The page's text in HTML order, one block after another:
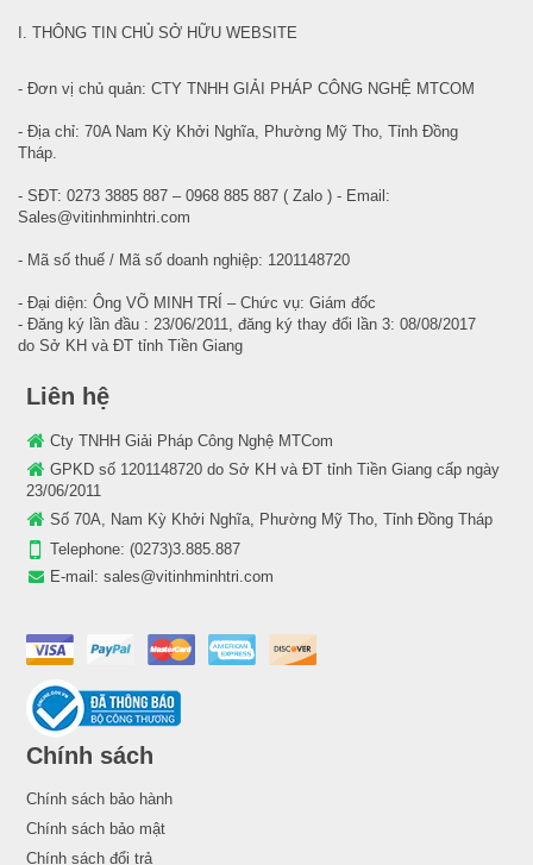
I. THÔNG TIN CHỦ SỞ HỮU WEBSITE
- Đơn vị chủ quản: CTY TNHH GIẢI PHÁP CÔNG NGHỆ MTCOM
- Địa chỉ: 70A Nam Kỳ Khởi Nghĩa, Phường Mỹ Tho, Tỉnh Đồng
Tháp.
- SĐT: 0273 3885 887 – 0968 885 887 ( Zalo ) - Email:
Sales@vitinhminhtri.com
- Mã số thuế / Mã số doanh nghiệp: 1201148720
- Đại diện: Ông VÕ MINH TRÍ – Chức vụ: Giám đốc
- Đăng ký lần đầu : 23/06/2011, đăng ký thay đổi lần 3: 08/08/2017
do Sở KH và ĐT tỉnh Tiền Giang
Liên hệ
Cty TNHH Giải Pháp Công Nghệ MTCom
GPKD số 1201148720 do Sở KH và ĐT tỉnh Tiền Giang cấp ngày
23/06/2011
Số 70A, Nam Kỳ Khởi Nghĩa, Phường Mỹ Tho, Tỉnh Đồng Tháp
Telephone: (0273)3.885.887
E-mail: sales@vitinhminhtri.com
Chính sách
Chính sách bảo hành
Chính sách bảo mật
Chính sách đổi trả